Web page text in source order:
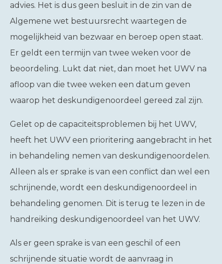
advies. Het is dus geen besluit in de zin van de
Algemene wet bestuursrecht waartegen de
mogelijkheid van bezwaar en beroep open staat.
Er geldt een termijn van twee weken voor de
beoordeling. Lukt dat niet, dan moet het UWV na
afloop van die twee weken een datum geven
waarop het deskundigenoordeel gereed zal zijn.
Gelet op de capaciteitsproblemen bij het UWV,
heeft het UWV een prioritering aangebracht in het
in behandeling nemen van deskundigenoordelen.
Alleen als er sprake is van een conflict dan wel een
schrijnende, wordt een deskundigenoordeel in
behandeling genomen. Dit is terug te lezen in de
handreiking deskundigenoordeel van het UWV.
Als er geen sprake is van een geschil of een
schrijnende situatie wordt de aanvraag in